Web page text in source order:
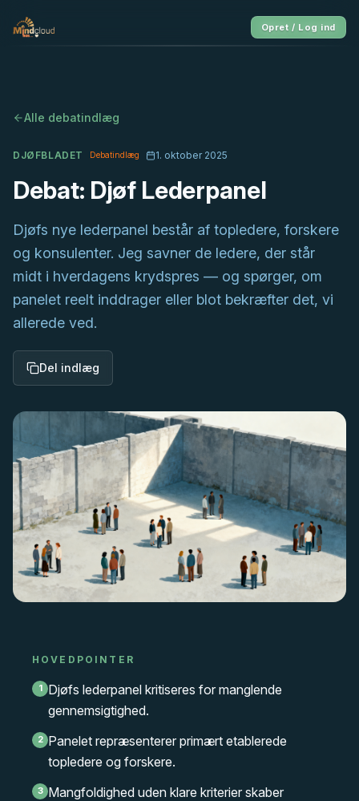
Opret / Log ind
Alle debatindlæg
DJØFBLADET Debatindlæg 1. oktober 2025
Debat: Djøf Lederpanel
Djøfs nye lederpanel består af topledere, forskere
og konsulenter. Jeg savner de ledere, der står
midt i hverdagens krydspres — og spørger, om
panelet reelt inddrager eller blot bekræfter det, vi
allerede ved.
Del indlæg
HOVEDPOINTER
1
Djøfs lederpanel kritiseres for manglende
gennemsigtighed.
2 Panelet repræsenterer primært etablerede
topledere og forskere.
3 Mangfoldighed uden klare kriterier skaber